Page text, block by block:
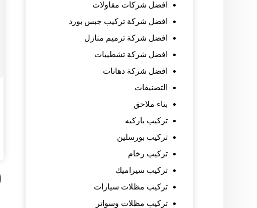
افضل شركات مقاولات
افضل شركة تركيب جبس بورد
افضل شركة ترميم منازل
افضل شركة تشطيبات
افضل شركة دهانات
التصنيفات
بناء ملاحق
تركيب باركيه
تركيب بورسلين
تركيب رخام
تركيب سيراميك
تركيب مظلات سيارات
تركيب مظلات وسواتر